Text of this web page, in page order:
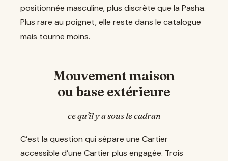
positionnée masculine, plus discrète que la Pasha.
Plus rare au poignet, elle reste dans le catalogue
mais tourne moins.
Mouvement maison
ou base extérieure
ce qu’il y a sous le cadran
C’est la question qui sépare une Cartier
accessible d’une Cartier plus engagée. Trois